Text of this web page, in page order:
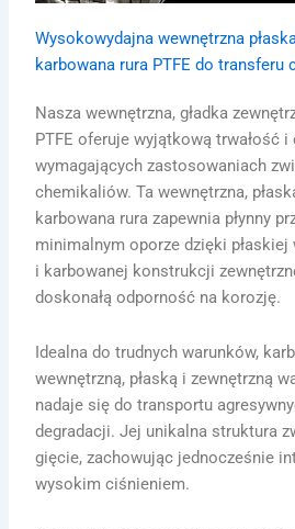
Wysokowydajna wewnętrzna
karbowana rura PTFE do transferu
Nasza wewnętrzna, gładka
PTFE oferuje wyjątkową trwałość
wymagających zastosowaniach
chemikaliów. Ta wewnętrzna,
karbowana rura zapewnia płynny
minimalnym oporze dzięki
i karbowanej konstrukcji
doskonałą odporność na korozję.
Idealna do trudnych warunków,
wewnętrzną, płaską i zewnętrzną
nadaje się do transportu
degradacji. Jej unikalna struktura
gięcie, zachowując jednocześnie
wysokim ciśnieniem.